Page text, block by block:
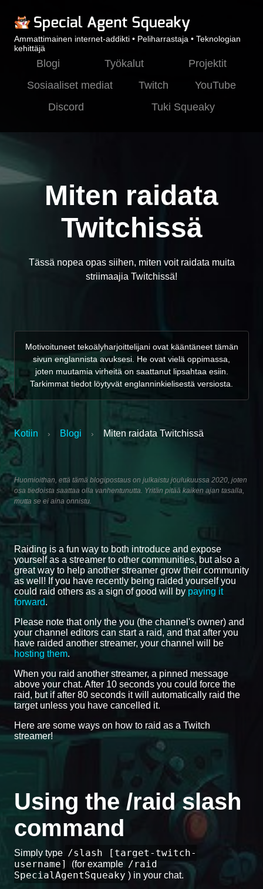
Ammattimainen internet-addikti • Peliharrastaja • Teknologian
kehittäjä
Blogi Työkalut
Projektit
Sosiaaliset mediat
Twitch
YouTube
Discord
Tuki Squeaky
Miten raidata
Twitchissä
Tässä nopea opas siihen, miten voit raidata muita
striimaajia Twitchissä!
Motivoituneet tekoälyharjoittelijani ovat kääntäneet tämän
sivun englannista avuksesi. He ovat vielä oppimassa,
joten muutamia virheitä on saattanut lipsahtaa esiin.
Tarkimmat tiedot löytyvät englanninkielisestä versiosta.
Kotiin › Blogi › Miten raidata Twitchissä
Huomioithan, että tämä blogipostaus on julkaistu joulukuussa 2020, joten
osa tiedoista saattaa olla vanhentunutta. Yritän pitää kaiken ajan tasalla,
mutta se ei aina onnistu.
Raiding is a fun way to both introduce and expose
yourself as a streamer to other communities, but also a
great way to help another streamer grow their community
as well! If you have recently being raided yourself you
could raid others as a sign of good will by paying it
forward.
Please note that only the you (the channel's owner) and
your channel editors can start a raid, and that after you
have raided another streamer, your channel will be
hosting them.
When you raid another streamer, a pinned message
above your chat. After 10 seconds you could force the
raid, but if after 80 seconds it will automatically raid the
target unless you have cancelled it.
Here are some ways on how to raid as a Twitch
streamer!
Using the /raid slash
command
Simply type /slash [target-twitch-
username]
(for example /raid
SpecialAgentSqueaky ) in your chat.